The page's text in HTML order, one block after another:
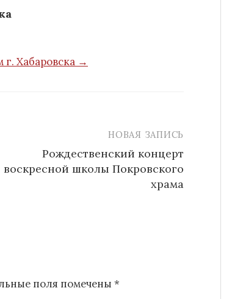
г. Хабаровска →
НОВАЯ ЗАПИСЬ
Рождественский концерт
воскресной школы Покровского
храма
поля помечены *